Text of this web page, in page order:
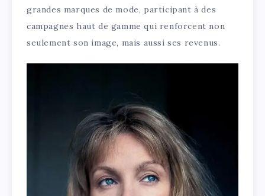
grandes marques de mode, participant à des
campagnes haut de gamme qui renforcent non
seulement son image, mais aussi ses revenus.